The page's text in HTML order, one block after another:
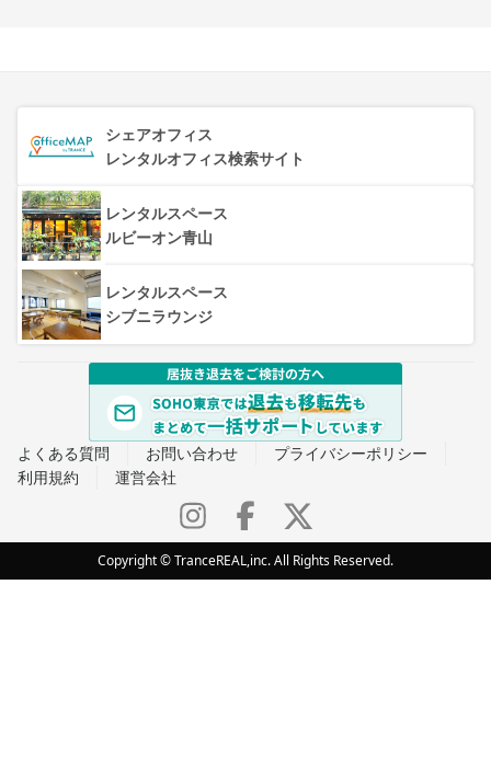
シェアオフィス
レンタルオフィス検索サイト
レンタルスペース
ルビーオン青山
レンタルスペース
シブニラウンジ
よくある質問 お問い合わせ
プライバシーポリシー
利用規約
運営会社
Copyright © TranceREAL,inc. All Rights Reserved.